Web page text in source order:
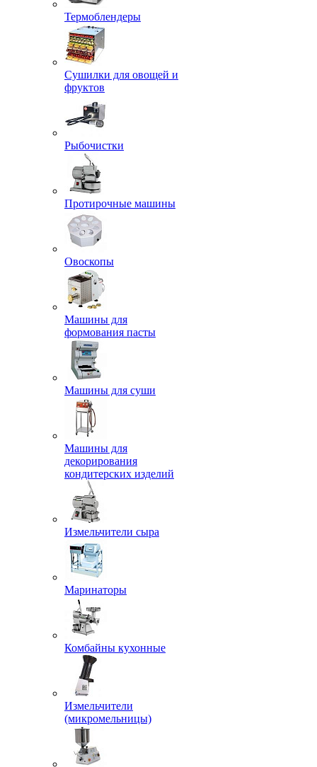
Термоблендеры
Сушилки для овощей и
фруктов
Рыбочистки
Протирочные машины
Овоскопы
Машины для
формования пасты
Машины для суши
Машины для
декорирования
кондитерских изделий
Измельчители сыра
Маринаторы
Комбайны кухонные
Измельчители
(микромельницы)